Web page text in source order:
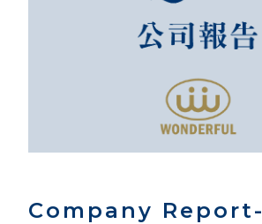
Company Report-